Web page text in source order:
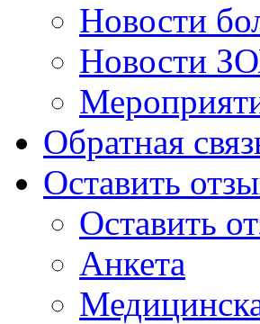
Новости
Новости
Обратная
Оставить
Оставить
Анкета